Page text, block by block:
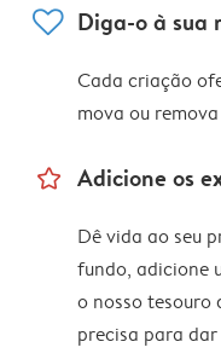
heart Diga-o à sua
Cada criação
mova ou
star_outline Adicione os
Dê vida ao seu
fundo, adicione
o nosso tesouro
precisa para dar